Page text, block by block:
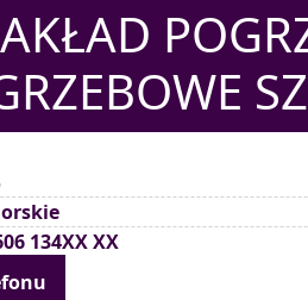
134XX XX